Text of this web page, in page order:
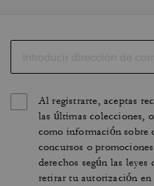
Al registrarte, aceptas
las últimas colecciones,
como información sobre
concursos o
derechos según las
retirar tu autorización